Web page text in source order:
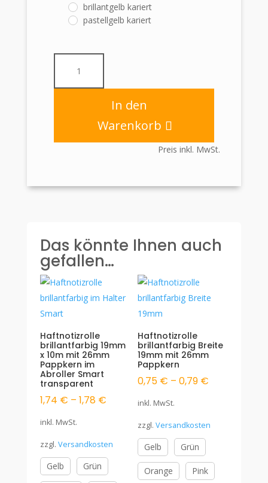
brillantgelb kariert
pastellgelb kariert
kariert
60mm
26mm
Halter
In den
Warenkorb
Preis inkl. MwSt.
Das könnte Ihnen auch
gefallen…
Haftnotizrolle
brillantfarbig 19mm
x 10m mit 26mm
Pappkern im
Abroller Smart
transparent
1,74 € – 1,78 €
inkl. MwSt.
zzgl. Versandkosten
Gelb Grün
Haftnotizrolle
brillantfarbig Breite
19mm mit 26mm
Pappkern
0,75 € –0,79 €
inkl. MwSt.
zzgl.Versandkosten
Gelb Grün
Orange Pink